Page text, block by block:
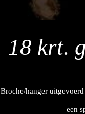
18 krt.
Broche/hanger
een